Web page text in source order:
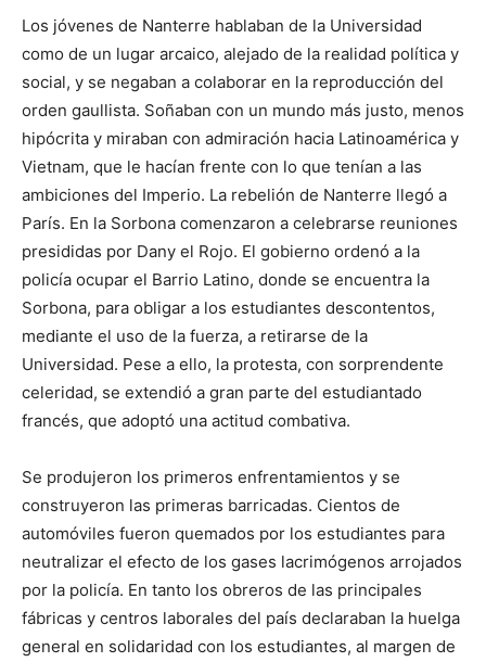
Los jóvenes de Nanterre hablaban de la Universidad
como de un lugar arcaico, alejado de la realidad política y
social, y se negaban a colaborar en la reproducción del
orden gaullista. Soñaban con un mundo más justo, menos
hipócrita y miraban con admiración hacia Latinoamérica y
Vietnam, que le hacían frente con lo que tenían a las
ambiciones del Imperio. La rebelión de Nanterre llegó a
París. En la Sorbona comenzaron a celebrarse reuniones
presididas por Dany el Rojo. El gobierno ordenó a la
policía ocupar el Barrio Latino, donde se encuentra la
Sorbona, para obligar a los estudiantes descontentos,
mediante el uso de la fuerza, a retirarse de la
Universidad. Pese a ello, la protesta, con sorprendente
celeridad, se extendió a gran parte del estudiantado
francés, que adoptó una actitud combativa.
Se produjeron los primeros enfrentamientos y se
construyeron las primeras barricadas. Cientos de
automóviles fueron quemados por los estudiantes para
neutralizar el efecto de los gases lacrimógenos arrojados
por la policía. En tanto los obreros de las principales
fábricas y centros laborales del país declaraban la huelga
general en solidaridad con los estudiantes, al margen de